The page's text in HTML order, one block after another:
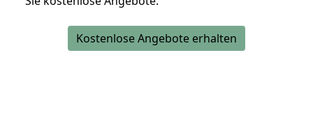
Kostenlose Angebote erhalten